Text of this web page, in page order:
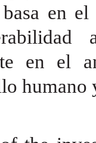
en
en el